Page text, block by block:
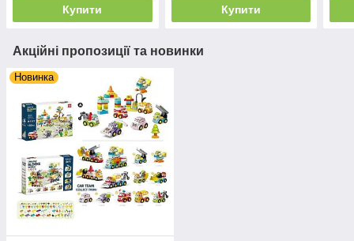
Купити Купити
Акційні пропозиції та новинки
Новинка